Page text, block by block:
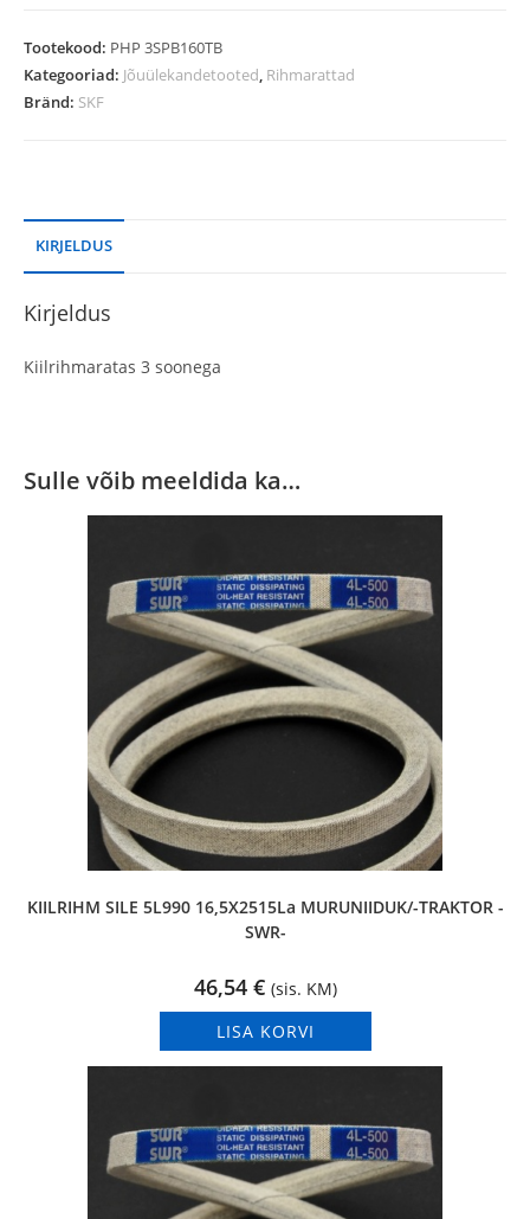
Tootekood: PHP 3SPB160TB
Kategooriad: Jõuülekandetooted, Rihmarattad
Bränd: SKF
KIRJELDUS
Kirjeldus
Kiilrihmaratas 3 soonega
Sulle võib meeldida ka…
KIILRIHM SILE 5L990 16,5X2515La MURUNIIDUK/-TRAKTOR -
SWR-
46,54 € (sis. KM)
LISA KORVI